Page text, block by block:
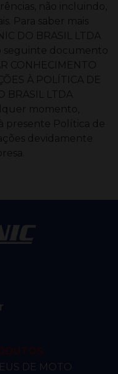
não incluindo,
Para saber mais
DO BRASIL LTDA
seguinte documento
CONHECIMENTO
À POLÍTICA DE
BRASIL LTDA
momento,
presente Política de
devidamente
DE MOTO